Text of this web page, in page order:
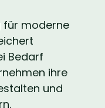
für moderne
Bedarf
ihre
und